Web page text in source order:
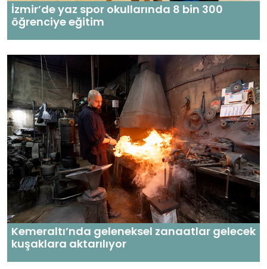
İzmir’de yaz spor okullarında 8 bin 300
öğrenciye eğitim
Kemeraltı’nda geleneksel zanaatlar gelecek
kuşaklara aktarılıyor